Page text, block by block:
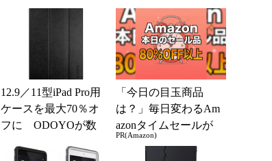
12.9／11型iPad Pro用
ケースを最大70％オ
フに ODOYOが数
「今日の目玉商品
は？」毎日変わるAm
azonタイムセールが
見逃せない
PR(Amazon)